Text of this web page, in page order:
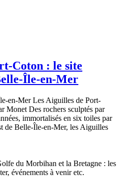
Coton : le site
Île-en-Mer
en-Mer Les Aiguilles de Port-
Monet Des rochers sculptés par
immortalisés en six toiles par
de Belle-Île-en-Mer, les Aiguilles
du Morbihan et la Bretagne : les
événements à venir etc.